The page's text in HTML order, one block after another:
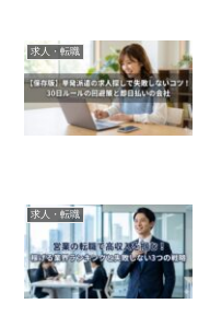
求人・転職
求人・転職